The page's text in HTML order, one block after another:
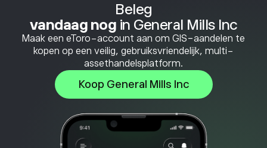
Beleg
vandaag nog in General Mills Inc
Maak een eToro-account aan om GIS-aandelen te
kopen op een veilig, gebruiksvriendelijk, multi-
assethandelsplatform.
Koop General Mills Inc